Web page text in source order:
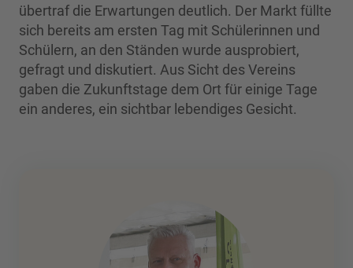
übertraf die Erwartungen deutlich. Der Markt füllte
sich bereits am ersten Tag mit Schülerinnen und
Schülern, an den Ständen wurde ausprobiert,
gefragt und diskutiert. Aus Sicht des Vereins
gaben die Zukunftstage dem Ort für einige Tage
ein anderes, ein sichtbar lebendiges Gesicht.